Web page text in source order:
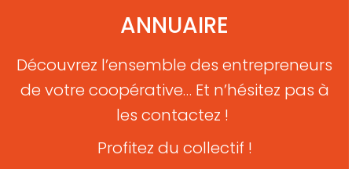
ANNUAIRE
Découvrez l’ensemble des entrepreneurs
de votre coopérative… Et n’hésitez pas à
les contactez !
Profitez du collectif !